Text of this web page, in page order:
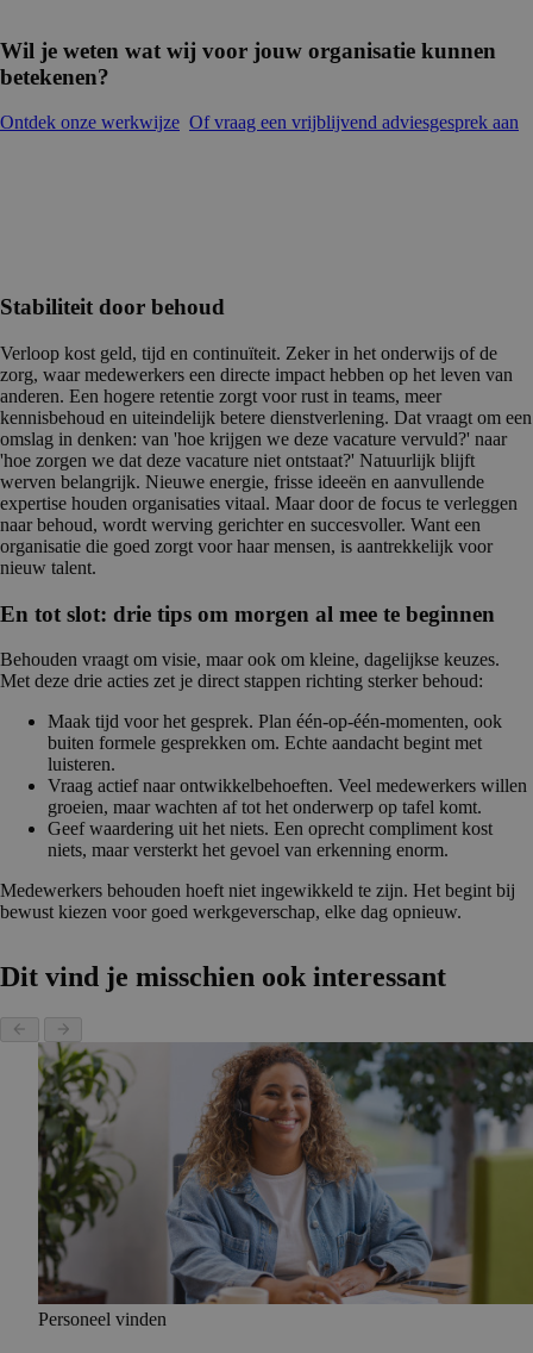
Wil je weten wat wij voor jouw organisatie kunnen
betekenen?
Ontdek onze werkwijze Of vraag een vrijblijvend adviesgesprek aan
Stabiliteit door behoud
Verloop kost geld, tijd en continuïteit. Zeker in het onderwijs of de
zorg, waar medewerkers een directe impact hebben op het leven van
anderen. Een hogere retentie zorgt voor rust in teams, meer
kennisbehoud en uiteindelijk betere dienstverlening. Dat vraagt om een
omslag in denken: van 'hoe krijgen we deze vacature vervuld?' naar
'hoe zorgen we dat deze vacature niet ontstaat?' Natuurlijk blijft
werven belangrijk. Nieuwe energie, frisse ideeën en aanvullende
expertise houden organisaties vitaal. Maar door de focus te verleggen
naar behoud, wordt werving gerichter en succesvoller. Want een
organisatie die goed zorgt voor haar mensen, is aantrekkelijk voor
nieuw talent.
En tot slot: drie tips om morgen al mee te beginnen
Behouden vraagt om visie, maar ook om kleine, dagelijkse keuzes.
Met deze drie acties zet je direct stappen richting sterker behoud:
Maak tijd voor het gesprek. Plan één-op-één-momenten, ook
buiten formele gesprekken om. Echte aandacht begint met
luisteren.
Vraag actief naar ontwikkelbehoeften. Veel medewerkers willen
groeien, maar wachten af tot het onderwerp op tafel komt.
Geef waardering uit het niets. Een oprecht compliment kost
niets, maar versterkt het gevoel van erkenning enorm.
Medewerkers behouden hoeft niet ingewikkeld te zijn. Het begint bij
bewust kiezen voor goed werkgeverschap, elke dag opnieuw.
Dit vind je misschien ook interessant
Personeel vinden